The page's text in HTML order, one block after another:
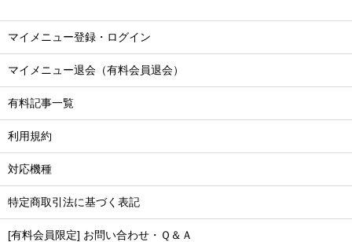
マイメニュー登録・ログイン
マイメニュー退会（有料会員退会）
有料記事一覧
利用規約
対応機種
特定商取引法に基づく表記
[有料会員限定] お問い合わせ・Ｑ＆Ａ